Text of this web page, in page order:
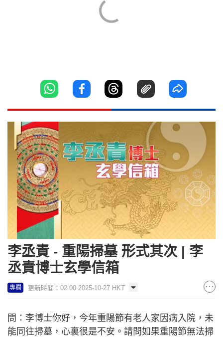
李丞責 - 重陽掃墓 形式其次 | 李
丞責博士玄學信箱
專欄 更新時間：02:00 2025-10-27 HKT
問：李博士你好，今年重陽節有老人家因病入院，未
能同往掃墓，心裏很是不安。請問如果重陽節無法掃